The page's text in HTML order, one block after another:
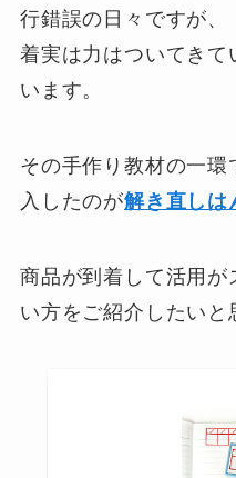
行錯誤の日々ですが、
着実は力はついてきて
います。
その手作り教材の一
入したのが解き直しは
商品が到着して活用が
い方をご紹介したいと